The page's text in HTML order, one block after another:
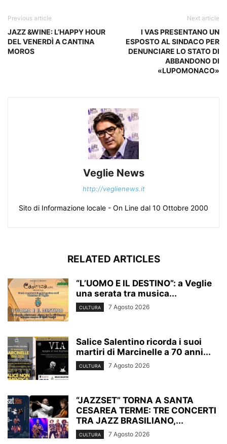
Previous article
JAZZ &WINE: L’HAPPY HOUR
DEL VENERDÌ A CANTINA
MOROS
Next article
I VAS PRESENTANO UN
ESPOSTO AL SINDACO PER
DENUNCIARE LO STATO DI
ABBANDONO DI
«LUPOMONACO»
Veglie News
http://veglienews.it
Sito di Informazione locale - On Line dal 10 Ottobre 2000
RELATED ARTICLES
“L’UOMO E IL DESTINO”: a Veglie
una serata tra musica...
CULTURA 7 Agosto 2026
Salice Salentino ricorda i suoi
martiri di Marcinelle a 70 anni...
CULTURA 7 Agosto 2026
“JAZZSET” TORNA A SANTA
CESAREA TERME: TRE CONCERTI
TRA JAZZ BRASILIANO,...
CULTURA 7 Agosto 2026